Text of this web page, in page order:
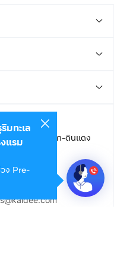
ชั้น 22 ถนนอโศก-ดินแดง
หญ่)
มทะเล
แรม
ง Pre-